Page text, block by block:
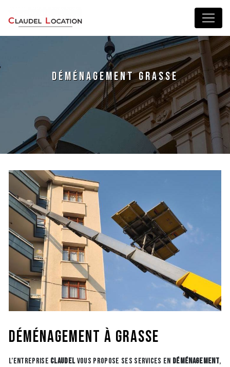
déménagement Grasse
déménagement à Grasse
L’entreprise CLAUDELvous propose ses services en déménagement,